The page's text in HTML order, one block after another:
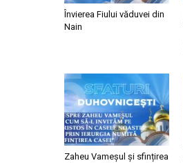
Învierea Fiului văduvei din
Nain
Zaheu Vameșul și sfințirea